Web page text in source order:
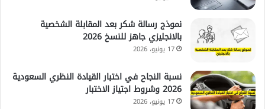
نموذج رسالة شكر بعد المقابلة الشخصية
بالانجليزي جاهز للنسخ 2026
17 يونيو، 2026
نسبة النجاح في اختبار القيادة النظري السعودية
2026 وشروط اجتياز الاختبار
17 يونيو، 2026